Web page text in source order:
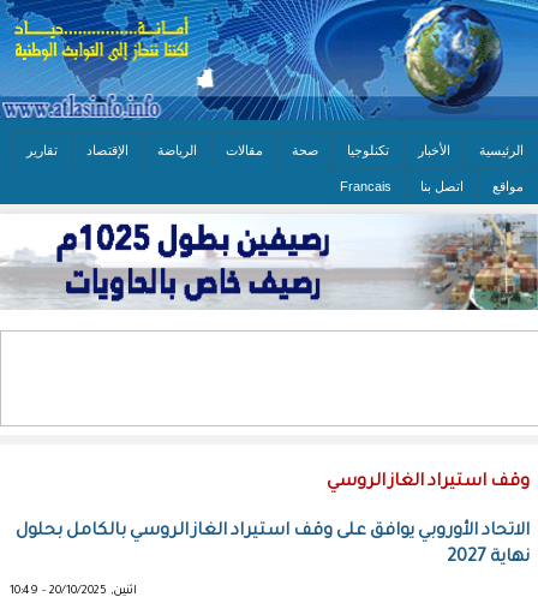
الرئيسية الأخبار تكنلوجيا صحة مقالات الرياضة الإقتصاد تقارير
مواقع اتصل بنا Francais
وقف استيراد الغاز الروسي
الاتحاد الأوروبي يوافق على وقف استيراد الغاز الروسي بالكامل بحلول
نهاية 2027
اثنين, 20/10/2025 - 10:49